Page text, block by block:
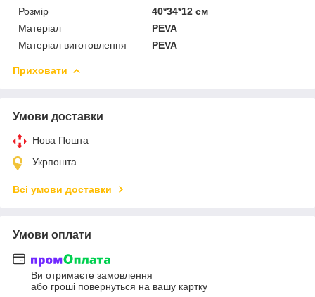
Розмір
40*34*12 см
Матеріал
PEVA
Матеріал виготовлення
PEVA
Приховати
Умови доставки
Нова Пошта
Укрпошта
Всі умови доставки
Умови оплати
Ви отримаєте замовлення
або гроші повернуться на вашу картку